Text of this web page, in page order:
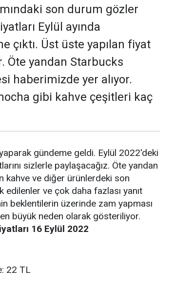
son durum gözler
Eylül ayında
çıktı. Üst üste yapılan fiyat
Öte yandan Starbucks
haberimizde yer alıyor.
gibi kahve çeşitleri kaç
gündeme geldi. Eylül 2022'deki
sizlerle paylaşacağız. Öte yandan
kahve ve diğer ürünlerdeki son
edilenler ve çok daha fazlası yanıt
beklentilerin üzerinde zam yapması
büyük neden olarak gösteriliyor.
16 Eylül 2022
22 TL